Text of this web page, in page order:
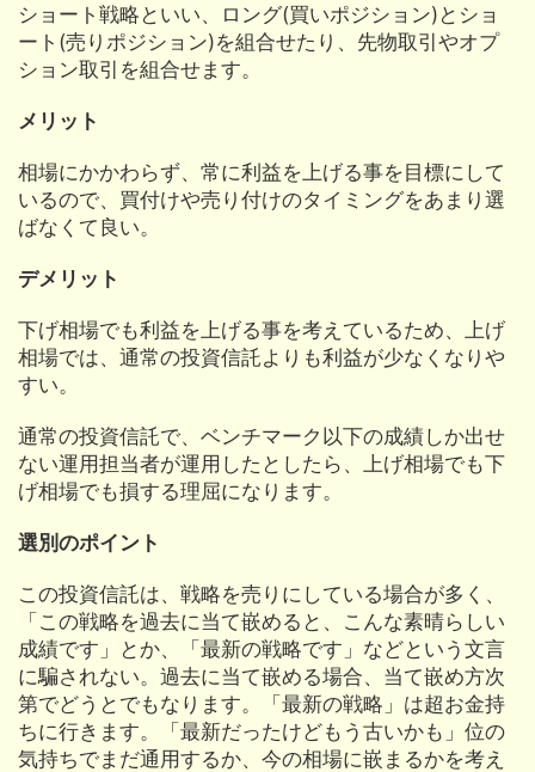
ショート戦略といい、ロング(買いポジション)とショ
ート(売りポジション)を組合せたり、先物取引やオプ
ション取引を組合せます。
メリット
相場にかかわらず、常に利益を上げる事を目標にして
いるので、買付けや売り付けのタイミングをあまり選
ばなくて良い。
デメリット
下げ相場でも利益を上げる事を考えているため、上げ
相場では、通常の投資信託よりも利益が少なくなりや
すい。
通常の投資信託で、ベンチマーク以下の成績しか出せ
ない運用担当者が運用したとしたら、上げ相場でも下
げ相場でも損する理屈になります。
選別のポイント
この投資信託は、戦略を売りにしている場合が多く、
「この戦略を過去に当て嵌めると、こんな素晴らしい
成績です」とか、「最新の戦略です」などという文言
に騙されない。過去に当て嵌める場合、当て嵌め方次
第でどうとでもなります。「最新の戦略」は超お金持
ちに行きます。「最新だったけどもう古いかも」位の
気持ちでまだ通用するか、今の相場に嵌まるかを考え